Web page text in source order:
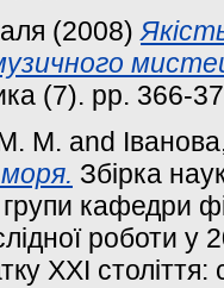
(2008)
(7). pp. 366-
М. and
Збірка
кафедри
роботи у
XXI